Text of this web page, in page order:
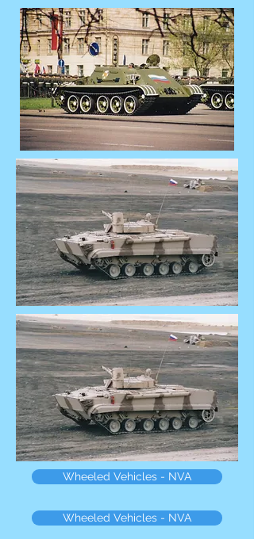
Wheeled Vehicles - NVA
Wheeled Vehicles - NVA